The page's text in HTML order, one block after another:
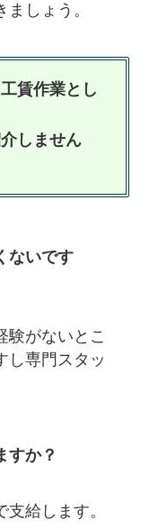
しょう。
賃作業とし
しません
ないです
験がないとこ
し専門スタッ
すか？
給します。